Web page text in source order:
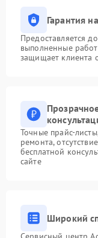
Гарантия
Предоставляется
выполненные
защищает клиента
Точные прайс-
ремонта,
бесплатной
сайте
Широкий